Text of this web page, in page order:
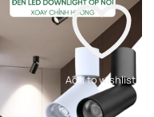
Add to wishlist